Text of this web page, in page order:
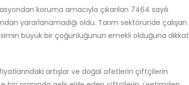
koruma amacıyla çıkarılan 7464 sayılı
yararlanamadığı oldu. Tarım sektöründe çalışan
büyük bir çoğunluğunun emekli olduğuna dikkat
artışlar ve doğal afetlerin çiftçilerin